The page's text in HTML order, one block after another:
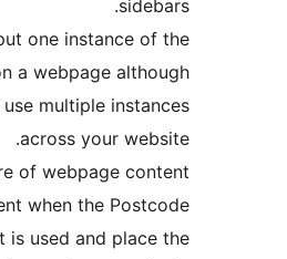
Only put one instance
shortcode on a webpage
you can use multiple
across your
Be aware of webpage
movement when the
Redirect is used and